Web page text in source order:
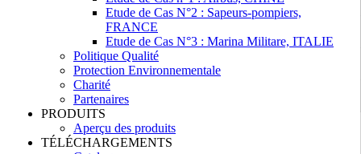
Etude de Cas N°2 : Sapeurs-pompiers,
FRANCE
Etude de Cas N°3 : Marina Militare, ITALIE
Politique Qualité
Protection Environnementale
Charité
Partenaires
PRODUITS
Aperçu des produits
TÉLÉCHARGEMENTS